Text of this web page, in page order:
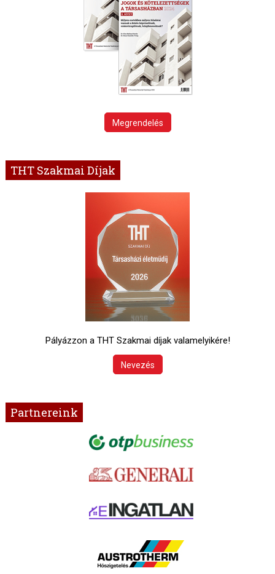
Megrendelés
THT Szakmai Díjak
Pályázzon a THT Szakmai díjak valamelyikére!
Nevezés
Partnereink